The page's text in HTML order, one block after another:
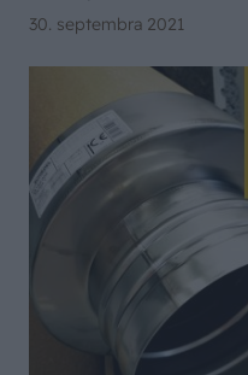
30. septembra 2021